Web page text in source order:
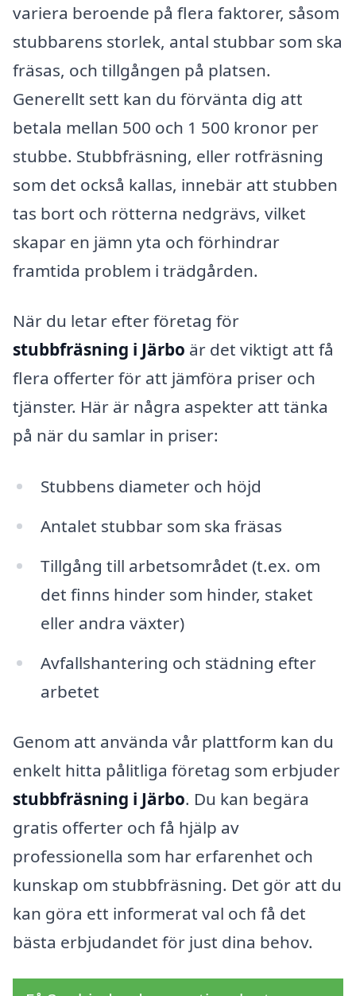
variera beroende på flera faktorer, såsom
stubbarens storlek, antal stubbar som ska
fräsas, och tillgången på platsen.
Generellt sett kan du förvänta dig att
betala mellan 500 och 1 500 kronor per
stubbe. Stubbfräsning, eller rotfräsning
som det också kallas, innebär att stubben
tas bort och rötterna nedgrävs, vilket
skapar en jämn yta och förhindrar
framtida problem i trädgården.
När du letar efter företag för
stubbfräsning i Järbo är det viktigt att få
flera offerter för att jämföra priser och
tjänster. Här är några aspekter att tänka
på när du samlar in priser:
Stubbens diameter och höjd
Antalet stubbar som ska fräsas
Tillgång till arbetsområdet (t.ex. om
det finns hinder som hinder, staket
eller andra växter)
Avfallshantering och städning efter
arbetet
Genom att använda vår plattform kan du
enkelt hitta pålitliga företag som erbjuder
stubbfräsning i Järbo. Du kan begära
gratis offerter och få hjälp av
professionella som har erfarenhet och
kunskap om stubbfräsning. Det gör att du
kan göra ett informerat val och få det
bästa erbjudandet för just dina behov.